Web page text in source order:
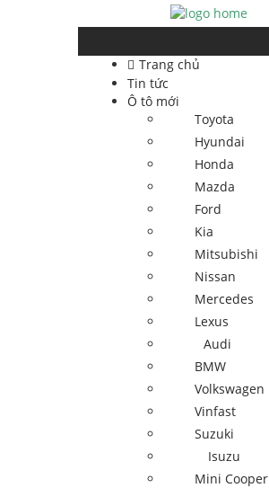
Trang chủ
Tin tức
Ô tô mới
Toyota
Hyundai
Honda
Mazda
Ford
Kia
Mitsubishi
Nissan
Mercedes
Lexus
Audi
BMW
Volkswagen
Vinfast
Suzuki
Isuzu
Mini Cooper